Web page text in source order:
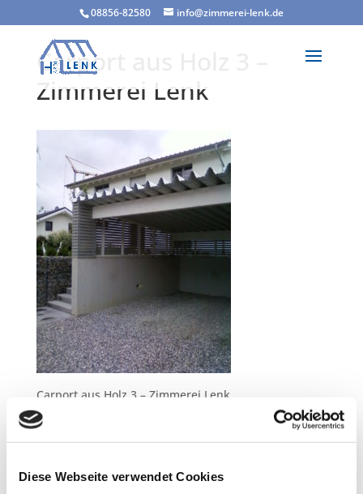
Diese Webseite verwendet Cookies
08856-82580 info@zimmerei-lenk.de
Carport aus Holz 3 –
Zimmerei Lenk
Carport aus Holz 3 – Zimmerei Lenk
Neueste Beiträge